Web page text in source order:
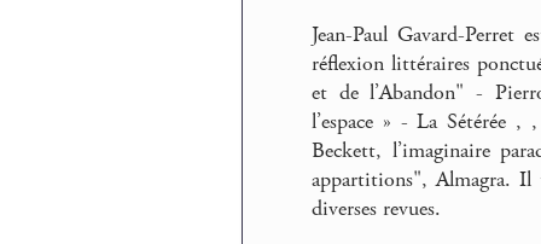
Jean-Paul Gavard-
réflexion littéraires
et de l’Abandon" -
l’espace » - La Sétérée
Beckett, l’imaginaire
appartitions", Almagra. Il
diverses revues.